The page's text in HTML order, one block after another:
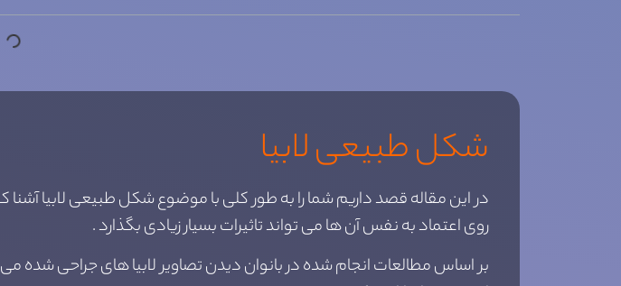
شکل طبیعی لابیا
در این مقاله قصد داریم شما را به طور کلی با موضوع شکل طبیعی لابیا
روی اعتماد به نفس آن ها می تواند تاثیرات بسیار زیادی بگذارد .
بر اساس مطالعات انجام شده در بانوان دیدن تصاویر لابیا های جراحی شده